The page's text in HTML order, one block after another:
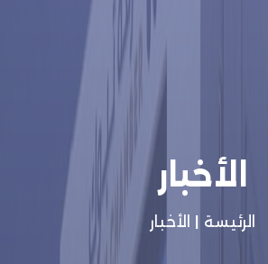
الأخبار
الرئيسة | الأخبار